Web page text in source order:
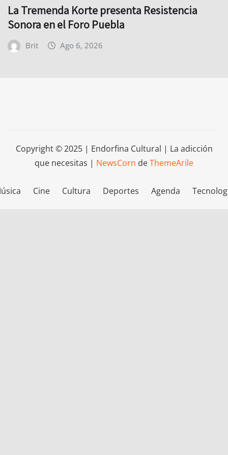
La Tremenda Korte presenta Resistencia
Sonora en el Foro Puebla
Brit Ago 6, 2026
Copyright © 2025 | Endorfina Cultural | La adicción
que necesitas | NewsCorn deThemeArile
Cine Cultura Deportes Agenda